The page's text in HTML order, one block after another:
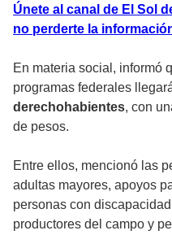
Únete al canal de El Sol
no perderte la
En materia social, informó
programas federales
derechohabientes, con
de pesos.
Entre ellos, mencionó las
adultas mayores, apoyos
personas con
productores del campo y